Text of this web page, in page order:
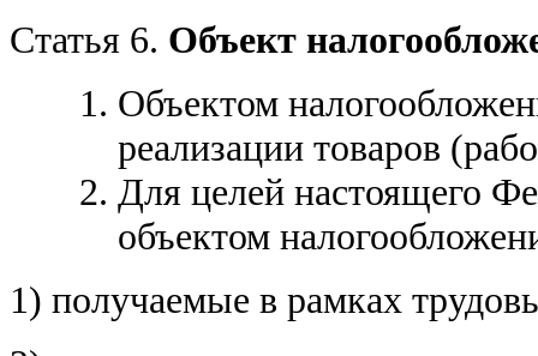
Статья 6. Объект
Объектом
реализации товаров
Для целей настоящего
объектом
1) получаемые в рамках